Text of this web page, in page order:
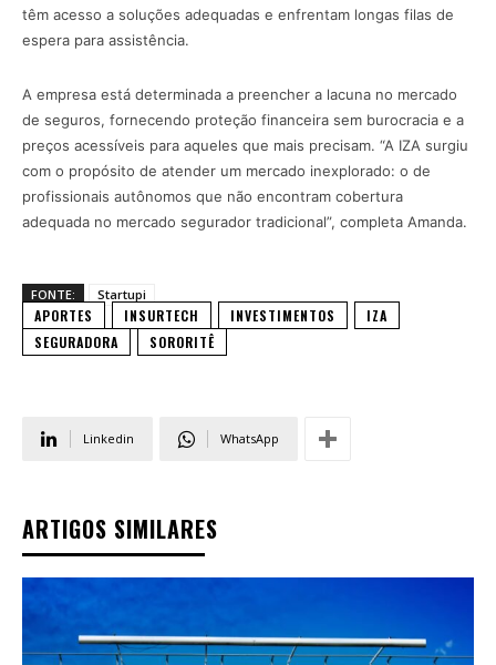
têm acesso a soluções adequadas e enfrentam longas filas de
espera para assistência.
A empresa está determinada a preencher a lacuna no mercado
de seguros, fornecendo proteção financeira sem burocracia e a
preços acessíveis para aqueles que mais precisam. “A IZA surgiu
com o propósito de atender um mercado inexplorado: o de
profissionais autônomos que não encontram cobertura
adequada no mercado segurador tradicional”, completa Amanda.
FONTE: Startupi
APORTES INSURTECH INVESTIMENTOS
IZA
SEGURADORA
SORORITÊ
Linkedin WhatsApp
ARTIGOS SIMILARES